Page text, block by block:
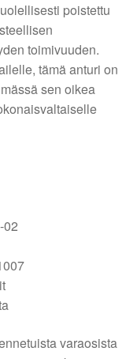
poistettu
toimivuuden.
tämä anturi on
sen oikea
02
varaosista